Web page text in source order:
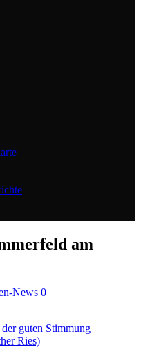
am
News 0
guten Stimmung
Ries)